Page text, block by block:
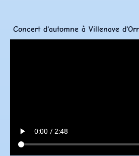
Concert d'automne à Villenave